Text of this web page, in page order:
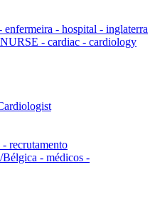
- hospital - inglaterra
- cardiac - cardiology
recrutamento
- médicos -